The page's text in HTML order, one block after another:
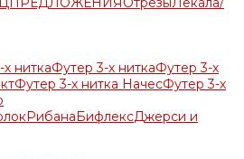
ниткаФутер 3-х ниткаФутер 3-х
Футер 3-х нитка НачесФутер 3-х
РибанаБифлексДжерси и